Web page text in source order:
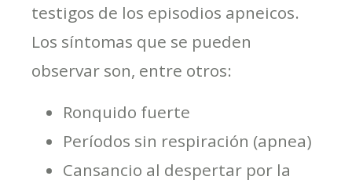
testigos de los episodios apneicos.
Los síntomas que se pueden
observar son, entre otros:
Ronquido fuerte
Períodos sin respiración (apnea)
Cansancio al despertar por la